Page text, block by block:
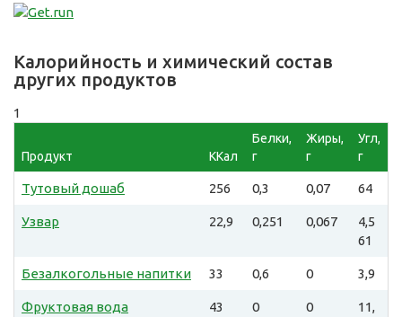
Калорийность и химический состав
других продуктов
1
Продукт ККал
Белки,
г
Жиры,
г
Угл,
г
Тутовый дошаб 256 0,3 0,07 64
Узвар 22,9 0,251 0,067
4,5
61
Безалкогольные напитки 33 0,6 0 3,9
Фруктовая вода 43 0 0
11,